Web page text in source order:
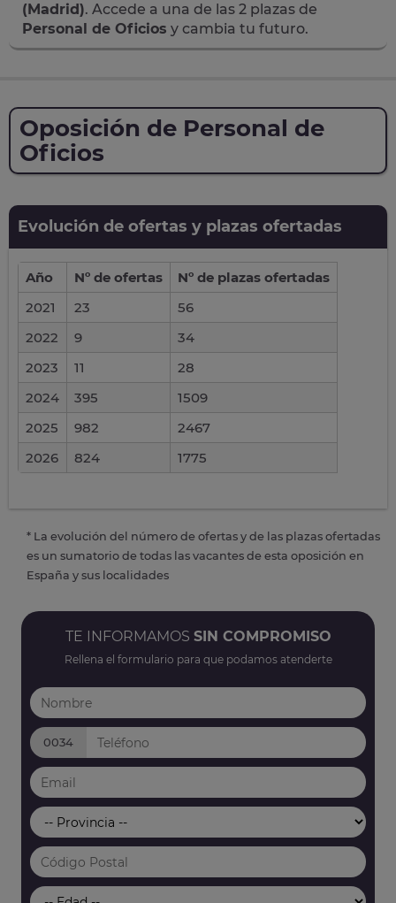
(Madrid). Accede a una de las 2 plazas de
Personal de Oficios y cambia tu futuro.
Oposición de Personal de
Oficios
Evolución de ofertas y plazas ofertadas
Año Nº de ofertas
Nº de plazas ofertadas
2021
23
56
2022
9
34
2023
11
28
2024
395
1509
2025
982
2467
2026
824 1775
* La evolución del número de ofertas y de las plazas ofertadas
es un sumatorio de todas las vacantes de esta oposición en
España y sus localidades
TE INFORMAMOS SIN COMPROMISO
Rellena el formulario para que podamos atenderte
0034